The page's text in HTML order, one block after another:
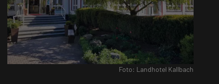
Foto: Landhotel Kallbach